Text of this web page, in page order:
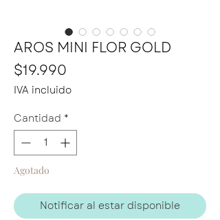
AROS MINI FLOR GOLD
$19.990
IVA incluido
Cantidad *
Agotado
Notificar al estar disponible